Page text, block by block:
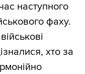
наступного
фаху.
хто за